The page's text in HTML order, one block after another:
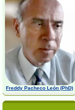
Freddy Pacheco León (PhD)